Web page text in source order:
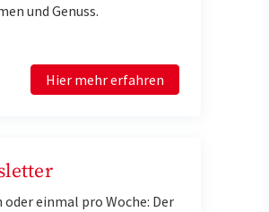
und Genuss.
Hier mehr erfahren
oder einmal pro Woche: Der